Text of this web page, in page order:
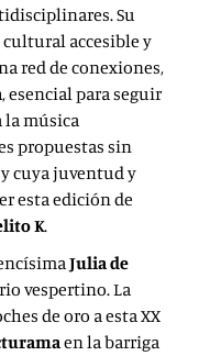
Su
accesible y
red de conexiones,
, esencial para seguir
la música
propuestas sin
cuya juventud y
esta edición de
K.
Julia de
vespertino. La
de oro a esta XX
en la barriga